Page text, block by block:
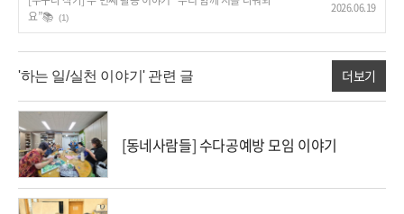
요”📚 (1)
2026.06.19
'하는 일/실천 이야기' 관련 글 더보기
[동네사람들] 수다공예방 모임 이야기